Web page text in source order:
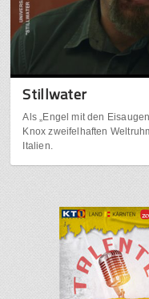
Stillwater
Als „Engel mit den
Knox zweifelhaften
Italien.